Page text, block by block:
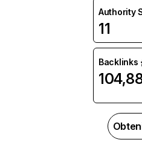
Authority
11
Backlinks